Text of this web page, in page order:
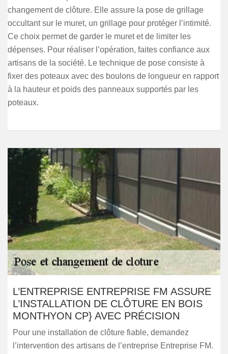
changement de clôture. Elle assure la pose de grillage
occultant sur le muret, un grillage pour protéger l’intimité.
Ce choix permet de garder le muret et de limiter les
dépenses. Pour réaliser l’opération, faites confiance aux
artisans de la société. Le technique de pose consiste à
fixer des poteaux avec des boulons de longueur en rapport
à la hauteur et poids des panneaux supportés par les
poteaux.
L’ENTREPRISE ENTREPRISE FM ASSURE
L’INSTALLATION DE CLÔTURE EN BOIS
MONTHYON CP} AVEC PRÉCISION
Pour une installation de clôture fiable, demandez
l’intervention des artisans de l’entreprise Entreprise FM.